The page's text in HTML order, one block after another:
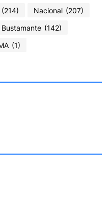
(214) Nacional (207)
(142)
(1)